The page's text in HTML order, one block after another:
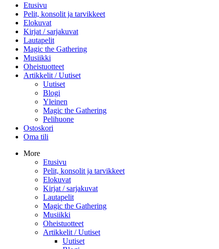
Etusivu
Pelit, konsolit ja tarvikkeet
Elokuvat
Kirjat / sarjakuvat
Lautapelit
Magic the Gathering
Musiikki
Oheistuotteet
Artikkelit / Uutiset
Uutiset
Blogi
Yleinen
Magic the Gathering
Pelihuone
Ostoskori
Oma tili
More
Etusivu
Pelit, konsolit ja tarvikkeet
Elokuvat
Kirjat / sarjakuvat
Lautapelit
Magic the Gathering
Musiikki
Oheistuotteet
Artikkelit / Uutiset
Uutiset